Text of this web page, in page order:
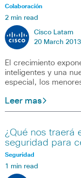
Colaboración
2 min read
Cisco Latam
20 March
El crecimiento
inteligentes y una
especial, los
Leer mas
¿Qué nos traerá
seguridad para
Seguridad
1 min read